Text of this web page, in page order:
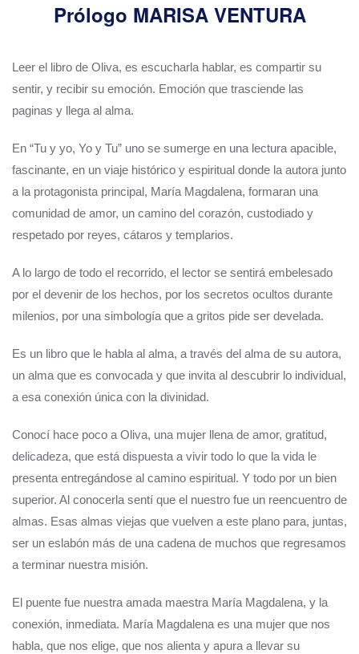
Prólogo MARISA VENTURA
Leer el libro de Oliva, es escucharla hablar, es compartir su
sentir, y recibir su emoción. Emoción que trasciende las
paginas y llega al alma.
En “Tu y yo, Yo y Tu” uno se sumerge en una lectura apacible,
fascinante, en un viaje histórico y espiritual donde la autora junto
a la protagonista principal, María Magdalena, formaran una
comunidad de amor, un camino del corazón, custodiado y
respetado por reyes, cátaros y templarios.
A lo largo de todo el recorrido, el lector se sentirá embelesado
por el devenir de los hechos, por los secretos ocultos durante
milenios, por una simbología que a gritos pide ser develada.
Es un libro que le habla al alma, a través del alma de su autora,
un alma que es convocada y que invita al descubrir lo individual,
a esa conexión única con la divinidad.
Conocí hace poco a Oliva, una mujer llena de amor, gratitud,
delicadeza, que está dispuesta a vivir todo lo que la vida le
presenta entregándose al camino espiritual. Y todo por un bien
superior. Al conocerla sentí que el nuestro fue un reencuentro de
almas. Esas almas viejas que vuelven a este plano para, juntas,
ser un eslabón más de una cadena de muchos que regresamos
a terminar nuestra misión.
El puente fue nuestra amada maestra María Magdalena, y la
conexión, inmediata. María Magdalena es una mujer que nos
habla, que nos elige, que nos alienta y apura a llevar su